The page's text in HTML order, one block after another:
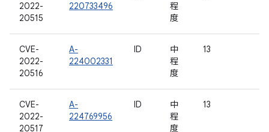
2022-
20515
220733496
程
度
CVE-
2022-
20516
A-
224002331
ID
中
程
度
13
CVE-
2022-
20517
A-
224769956
ID
中
程
度
13